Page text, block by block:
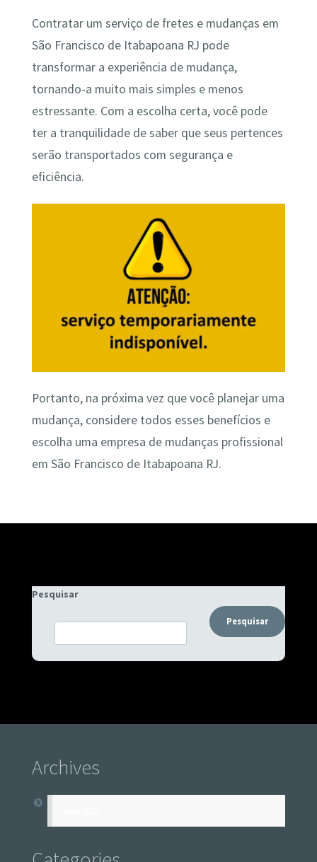
Contratar um serviço de fretes e mudanças em
São Francisco de Itabapoana RJ pode
transformar a experiência de mudança,
tornando-a muito mais simples e menos
estressante. Com a escolha certa, você pode
ter a tranquilidade de saber que seus pertences
serão transportados com segurança e
eficiência.
Portanto, na próxima vez que você planejar uma
mudança, considere todos esses benefícios e
escolha uma empresa de mudanças profissional
em São Francisco de Itabapoana RJ.
Pesquisar
Pesquisar
Archives